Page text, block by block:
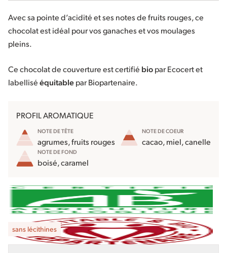
Avec sa pointe d’acidité et ses notes de fruits rouges, ce
chocolat est idéal pour vos ganaches et vos moulages
pleins.
Ce chocolat de couverture est certifié biopar Ecocert et
labellisééquitablepar Biopartenaire.
PROFIL AROMATIQUE
NOTE DE TÊTE
agrumes, fruits rouges
NOTE DE COEUR
cacao, miel, canelle
NOTE DE FOND
boisé, caramel
sans lécithines